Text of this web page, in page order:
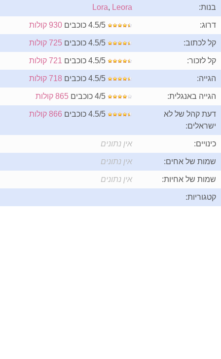
בנות:
Lora ,Leora
דרוג: 4.5/5 כוכבים 930 קולות
קל לכתוב: 4.5/5 כוכבים 725 קולות
קל לזכור: 4.5/5 כוכבים 721 קולות
הגייה: 4.5/5 כוכבים 718 קולות
הגייה באנגלית: 4/5 כוכבים 865 קולות
דעת קהל של לא
ישראלים:
4.5/5 כוכבים 866 קולות
כינויים: אין נתונים
שמות של אחים: אין נתונים
שמות של אחיות: אין נתונים
קטגוריות: